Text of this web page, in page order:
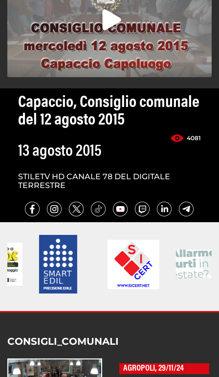
Capaccio, Consiglio comunale
del 12 agosto 2015
4081
13 agosto 2015
STILETV HD CANALE 78 DEL DIGITALE
TERRESTRE
CONSIGLI_COMUNALI
AGROPOLI, 29/11/24